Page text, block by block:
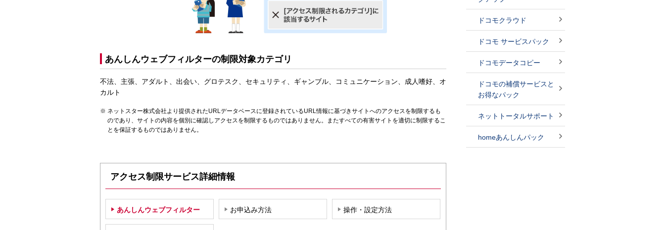
あんしんウェブフィルターの制限対象カテゴリ
不法、主張、アダルト、出会い、グロテスク、セキュリティ、ギャンブル、コミュニケーション、成人嗜好、オ
カルト
ネットスター株式会社より提供されたURLデータベースに登録されているURL情報に基づきサイトへのアクセスを制限するも
のであり、サイトの内容を個別に確認しアクセスを制限するものではありません。またすべての有害サイトを適切に制限するこ
とを保証するものではありません。
アクセス制限サービス詳細情報
あんしんウェブフィルター お申込み方法 操作・設定方法
ドコモクラウド
ドコモ サービスパック
ドコモデータコピー
ドコモの補償サービスと
お得なパック
ネットトータルサポート
homeあんしんパック